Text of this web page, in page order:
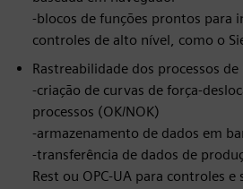
-blocos de funções prontos para
controles de alto nível, como o
Rastreabilidade dos processos
-criação de curvas de força-
processos (OK/NOK)
-armazenamento de dados em
-transferência de dados de
Rest ou OPC-UA para controles e